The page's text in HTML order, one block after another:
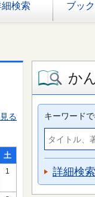
検索 ブッ
る
土
1
か
キーワード
詳細検索